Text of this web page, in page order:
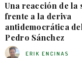
Una reacción de la
frente a la deriva
antidemocrática
Pedro Sánchez
ERIK ENCINAS